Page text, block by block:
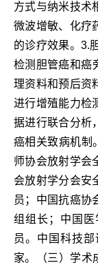
方式与纳米技术
微波增敏、化疗
的诊疗效果。3.
检测胆管癌和癌
理资料和预后资
进行增殖能力检
据进行联合分析
癌相关致病机制
师协会放射学会
会放射学分会安
员；中国抗癌协
组组长；中国
员。中国科技
家。（三）学术